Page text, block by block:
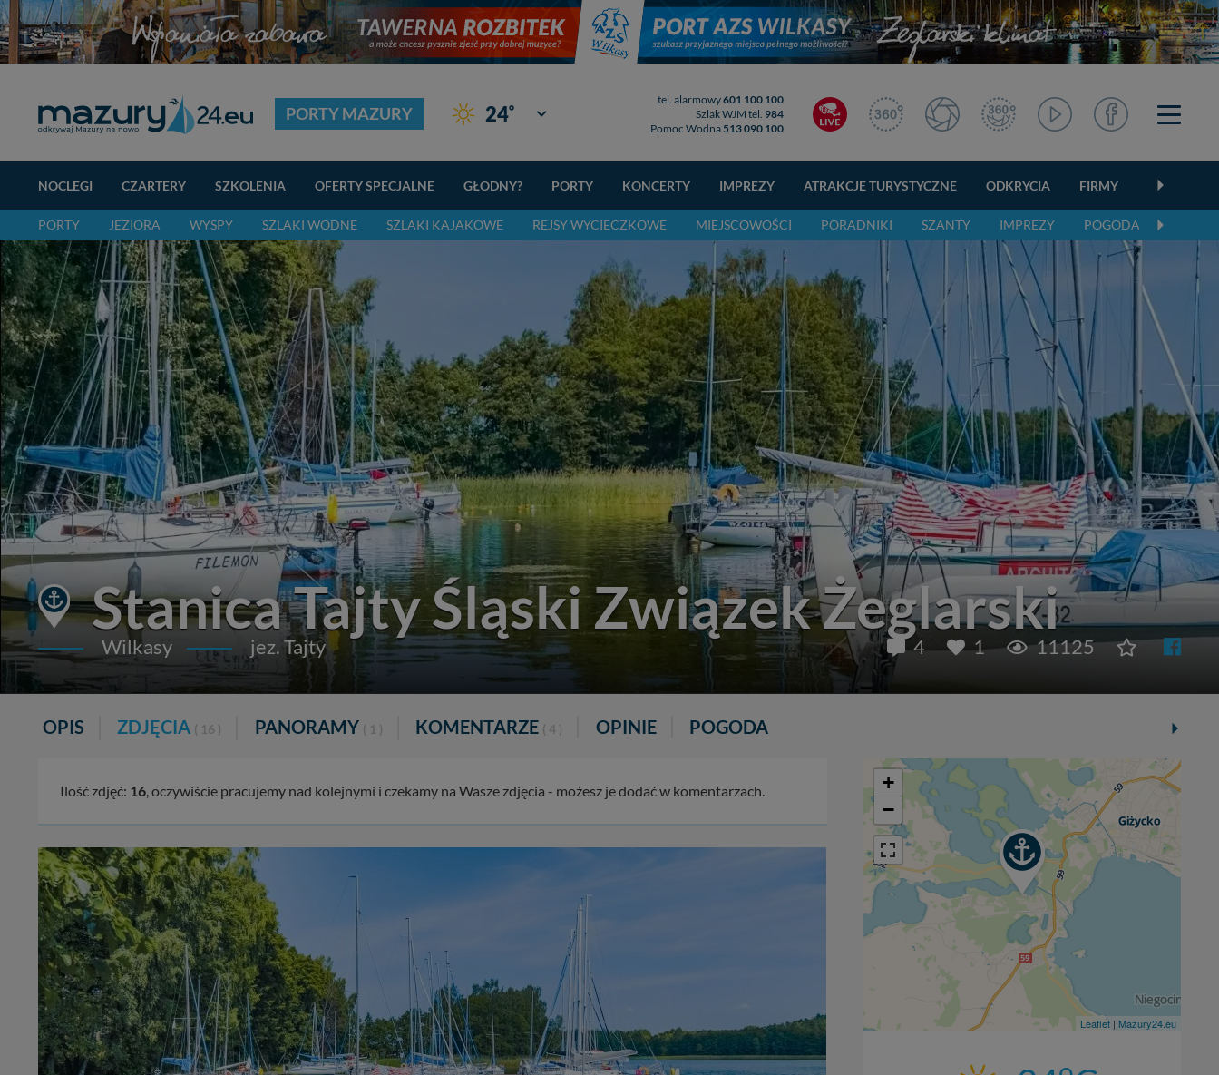
PORTY MAZURY 24° Giżycko
tel. alarmowy601 100 100
Szlak WJM tel. 984
Pomoc Wodna 513 090 100
NOCLEGI CZARTERY SZKOLENIA OFERTY SPECJALNE GŁODNY? PORTY KONCERTY IMPREZY ATRAKCJE TURYSTYCZNE ODKRYCIA FIRMY
PORTY JEZIORA WYSPY SZLAKI WODNE SZLAKI KAJAKOWE REJSY WYCIECZKOWE MIEJSCOWOŚCI PORADNIKI SZANTY IMPREZY POGODA
Stanica Tajty Śląski Związek Żeglarski
Wilkasy jez. Tajty 4 1 11125
OPIS ZDJĘCIA ( 16 ) PANORAMY ( 1 ) KOMENTARZE ( 4 ) OPINIE POGODA
Ilość zdjęć: 16, oczywiście pracujemy nad kolejnymi i czekamy na Wasze zdjęcia - możesz je dodać w komentarzach.
+
−
Leaflet | Mazury24.eu